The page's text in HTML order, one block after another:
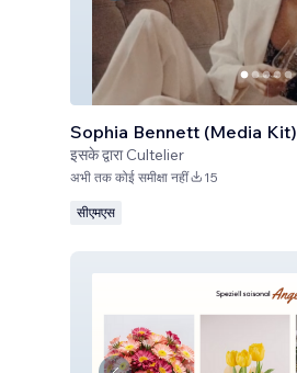
Sophia Bennett (Media Kit)
इसके द्वारा Cultelier
अभी तक कोई समीक्षा नहीं 15
सीएमएस